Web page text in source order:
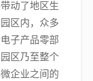
动了地区生
区内，众多
子产品零部
区乃至整个
企业之间的